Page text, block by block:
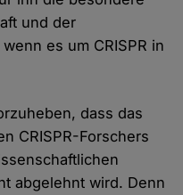
und der
es um CRISPR in
dass das
CRISPR-Forschers
abgelehnt wird. Denn